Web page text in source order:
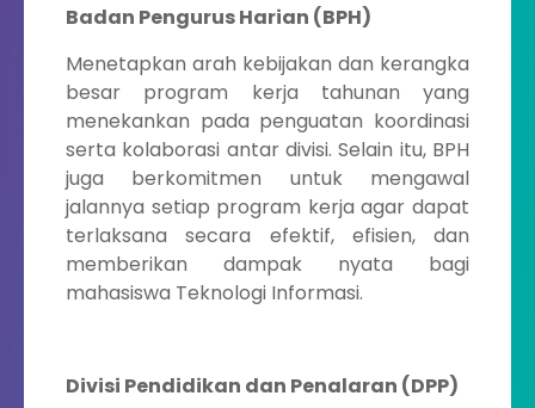
Badan Pengurus Harian (BPH)
Menetapkan arah kebijakan dan kerangka
besar program kerja tahunan yang
menekankan pada penguatan koordinasi
serta kolaborasi antar divisi. Selain itu, BPH
juga berkomitmen untuk mengawal
jalannya setiap program kerja agar dapat
terlaksana secara efektif, efisien, dan
memberikan dampak nyata bagi
mahasiswa Teknologi Informasi.
Divisi Pendidikan dan Penalaran (DPP)